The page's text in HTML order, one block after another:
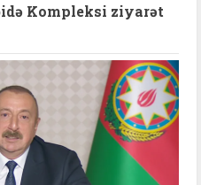
Kompleksi ziyarət